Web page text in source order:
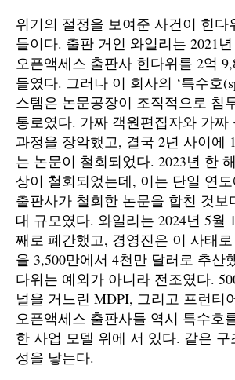
위기의 절정을 보여준 사건이 힌다
들이다. 출판 거인 와일리는 2021
오픈액세스 출판사 힌다위를 2억
들였다. 그러나 이 회사의 ‘특수호
스템은 논문공장이 조직적으로 침
통로였다. 가짜 객원편집자와 가짜
과정을 장악했고, 결국 2년 사이에
는 논문이 철회되었다. 2023년 한
상이 철회되었는데, 이는 단일 연
출판사가 철회한 논문을 합친 것보
대 규모였다. 와일리는 2024년 5월
째로 폐간했고, 경영진은 이 사태
을 3,500만에서 4천만 달러로 추산
다위는 예외가 아니라 전조였다.
널을 거느린 MDPI, 그리고 프런티
오픈액세스 출판사들 역시 특수호
한 사업 모델 위에 서 있다. 같은
성을 낳는다.